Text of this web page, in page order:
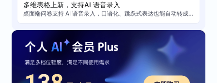
多维表格 功能上新
多维表格上新，支持AI 语音录入
桌面端问卷支持 AI 语音录入，口语化、跳跃式表达也能自动转成结构化内容。